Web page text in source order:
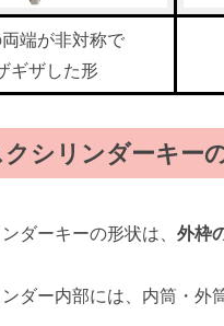
端が非対称で
ギザした形
シリンダーキー
ダーキーの形状は、 外枠
ダー内部には、内筒・外